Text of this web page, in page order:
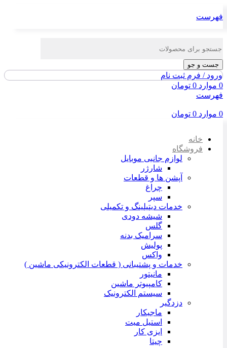
فهرست
جست و جو
ورود / فرم ثبت نام
0 موارد 0 تومان
فهرست
0 موارد 0 تومان
خانه
فروشگاه
لوازم جانبی موبایل
شارژر
آپشن ها و قطعات
چراغ
سپر
خدمات دیتیلینگ و تکمیلی
شیشه دودی
گلس
سرامیک بدنه
پولیش
واکس
خدمات و پشتیبانی ( قطعات الکترونیکی ماشین )
مانیتور
کامپیوتر ماشین
سیستم الکترونیک
دزدگیر
ماجیکار
استیل میت
ایزی کار
چیتا